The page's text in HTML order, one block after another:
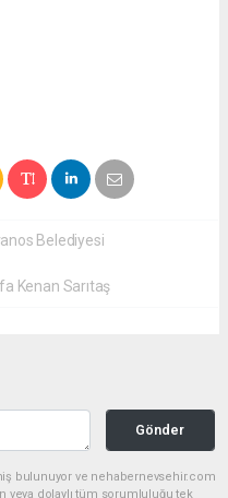
Belediyesi
Kenan Sarıtaş
Gönder
bulunuyor ve nehabernevsehir.com
veya dolaylı tüm sorumluluğu tek